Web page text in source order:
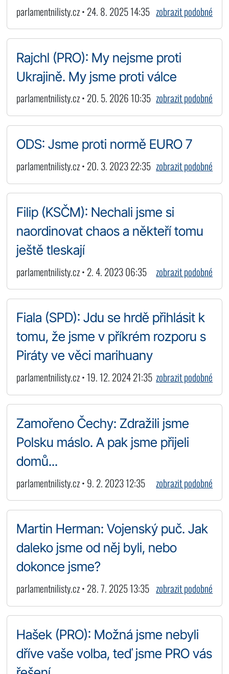
parlamentnilisty.cz • 24. 8. 2025 14:35 zobrazit podobné
Rajchl (PRO): My nejsme proti
Ukrajině. My jsme proti válce
parlamentnilisty.cz • 20. 5. 2026 10:35 zobrazit podobné
ODS: Jsme proti normě EURO 7
parlamentnilisty.cz • 20. 3. 2023 22:35 zobrazit podobné
Filip (KSČM): Nechali jsme si
naordinovat chaos a někteří tomu
ještě tleskají
parlamentnilisty.cz • 2. 4. 2023 06:35 zobrazit podobné
Fiala (SPD): Jdu se hrdě přihlásit k
tomu, že jsme v příkrém rozporu s
Piráty ve věci marihuany
parlamentnilisty.cz • 19. 12. 2024 21:35 zobrazit podobné
Zamořeno Čechy: Zdražili jsme
Polsku máslo. A pak jsme přijeli
domů...
parlamentnilisty.cz • 9. 2. 2023 12:35 zobrazit podobné
Martin Herman: Vojenský puč. Jak
daleko jsme od něj byli, nebo
dokonce jsme?
parlamentnilisty.cz • 28. 7. 2025 13:35 zobrazit podobné
Hašek (PRO): Možná jsme nebyli
dříve vaše volba, teď jsme PRO vás